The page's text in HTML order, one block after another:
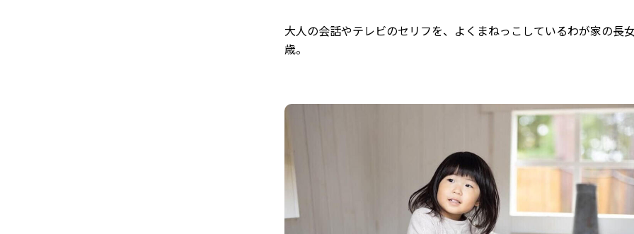
どこがいい？「子どものオンライン英会話」講師・レッスンスタ
ル・料金などをチェック！
大人の会話やテレビのセリフを、よくまねっこしているわが家の長
歳。